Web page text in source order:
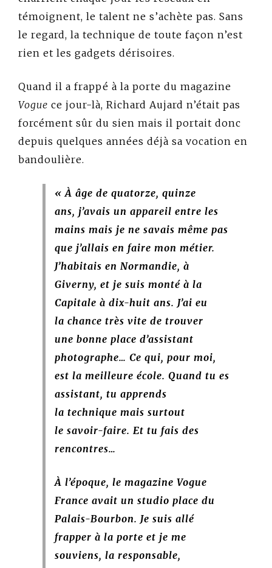
témoignent, le talent ne s’achète pas. Sans
le regard, la technique de toute façon n’est
rien et les gadgets dérisoires.
Quand il a frappé à la porte du magazine
Vogue ce jour-là, Richard Aujard n’était pas
forcément sûr du sien mais il portait donc
depuis quelques années déjà sa vocation en
bandoulière.
« À âge de quatorze, quinze
ans, j’avais un appareil entre les
mains mais je ne savais même pas
que j’allais en faire mon métier.
J’habitais en Normandie, à
Giverny, et je suis monté à la
Capitale à dix-huit ans. J’ai eu
la chance très vite de trouver
une bonne place d’assistant
photographe… Ce qui, pour moi,
est la meilleure école. Quand tu es
assistant, tu apprends
la technique mais surtout
le savoir-faire. Et tu fais des
rencontres…
À l’époque, le magazine Vogue
France avait un studio place du
Palais-Bourbon. Je suis allé
frapper à la porte et je me
souviens, la responsable,